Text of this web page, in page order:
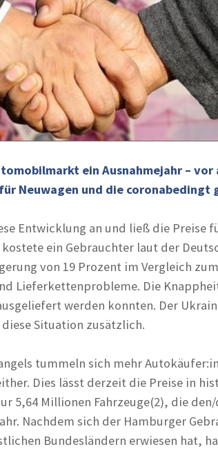
ein Ausnahmejahr –
Neuwagen und die
Entwicklung an und ließ die Preise
ein Gebrauchter laut der
von 19 Prozent im Vergleich
Lieferkettenprobleme. Die
werden konnten. Der
Situation zusätzlich.
tummeln sich mehr
Dies lässt derzeit die Preise in
5,64 Millionen Fahrzeuge(2), die
Nachdem sich der Hamburger
Bundesländern erwiesen hat,